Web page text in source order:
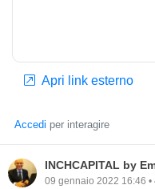
Apri link esterno
Accedi per interagire
INCHCAPITAL by
09 gennaio 2022 16:46 •